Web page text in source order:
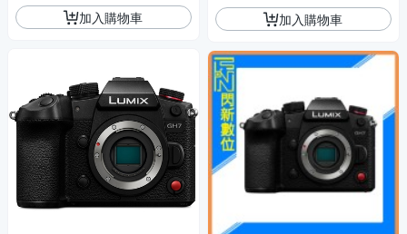
加入購物車 加入購物車